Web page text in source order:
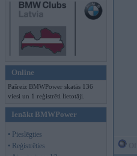
Online
Pašreiz BMWPower skatās 136
viesi un 1 reģistrēti lietotāji.
Ienākt BMWPower
• Pieslēgties
• Reģistrēties